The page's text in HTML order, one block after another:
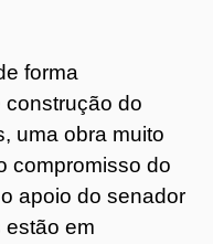
forma
do
uma obra muito
compromisso do
apoio do senador
estão em